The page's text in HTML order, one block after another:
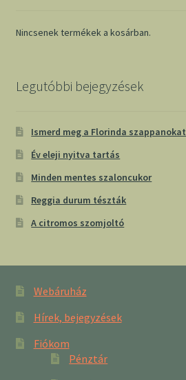
Nincsenek termékek a kosárban.
Legutóbbi bejegyzések
Ismerd meg a Florinda szappanokat
Év eleji nyitva tartás
Minden mentes szaloncukor
Reggia durum tészták
A citromos szomjoltó
Webáruház
Hírek, bejegyzések
Fiókom
Pénztár